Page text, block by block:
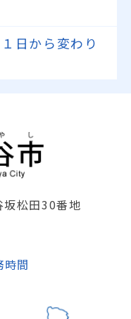
日から変わり
松田30番地
間